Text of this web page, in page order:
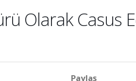
Olarak Casus
Paylaş